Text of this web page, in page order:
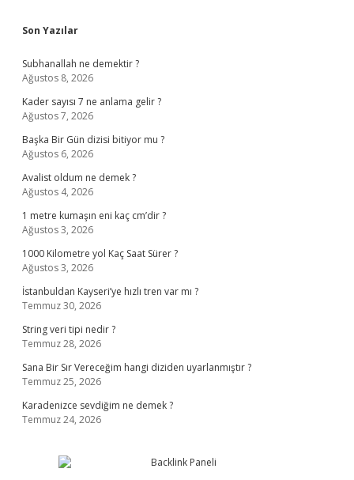
Sidebar
Son Yazılar
Subhanallah ne demektir ?
Ağustos 8, 2026
Kader sayısı 7 ne anlama gelir ?
Ağustos 7, 2026
Başka Bir Gün dizisi bitiyor mu ?
Ağustos 6, 2026
Avalist oldum ne demek ?
Ağustos 4, 2026
1 metre kumaşın eni kaç cm’dir ?
Ağustos 3, 2026
1000 Kilometre yol Kaç Saat Sürer ?
Ağustos 3, 2026
İstanbuldan Kayseri’ye hızlı tren var mı ?
Temmuz 30, 2026
String veri tipi nedir ?
Temmuz 28, 2026
Sana Bir Sır Vereceğim hangi diziden uyarlanmıştır ?
Temmuz 25, 2026
Karadenizce sevdiğim ne demek ?
Temmuz 24, 2026